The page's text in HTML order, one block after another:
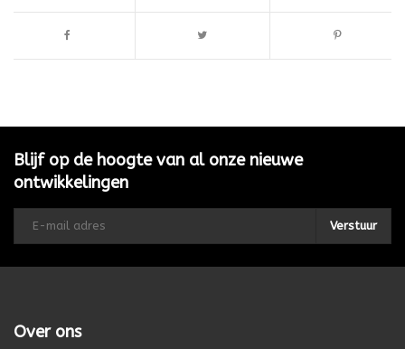
Blijf op de hoogte van al onze nieuwe
ontwikkelingen
Verstuur
Over ons